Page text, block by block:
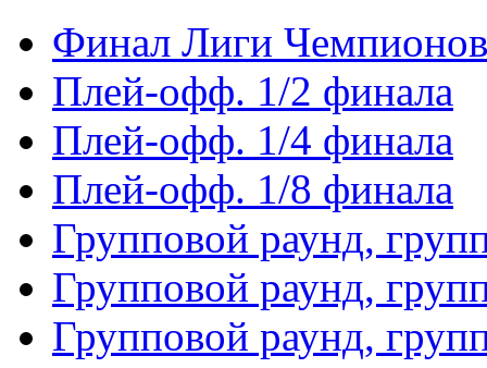
Финал Лиги Чемпионов
Плей-офф. 1/2 финала
Плей-офф. 1/4 финала
Плей-офф. 1/8 финала
Групповой раунд,
Групповой раунд,
Групповой раунд,